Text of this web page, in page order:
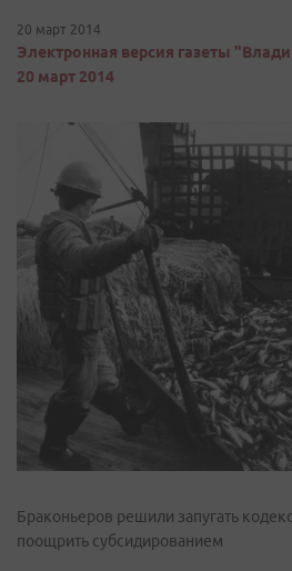
20 март 2014
Электронная версия газеты
20 март 2014
Браконьеров решили запугать
поощрить субсидированием